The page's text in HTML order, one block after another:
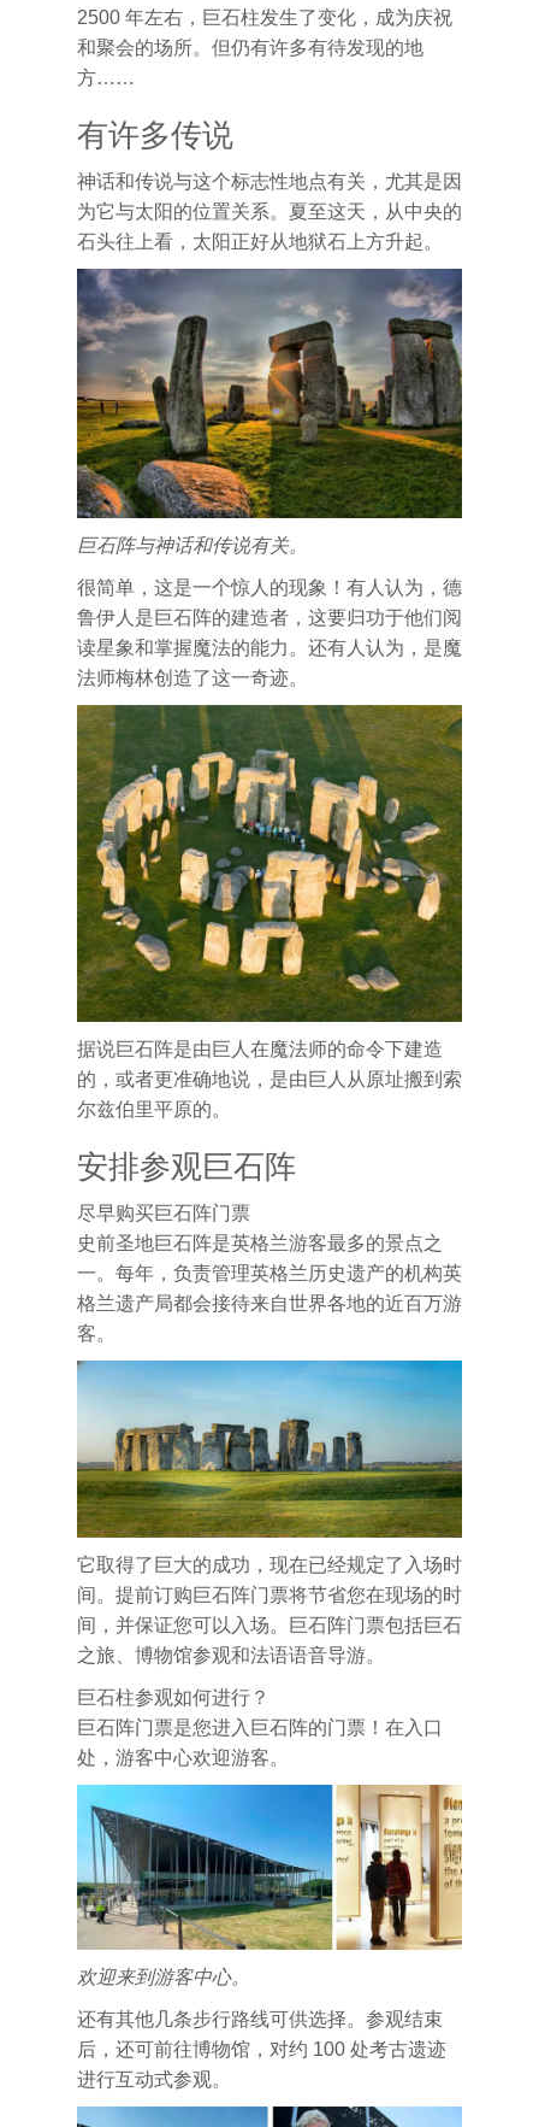
2500 年左右，巨石柱发生了变化，成为庆祝
和聚会的场所。但仍有许多有待发现的地
方……
有许多传说
神话和传说与这个标志性地点有关，尤其是因
为它与太阳的位置关系。夏至这天，从中央的
石头往上看，太阳正好从地狱石上方升起。
巨石阵与神话和传说有关。
很简单，这是一个惊人的现象！有人认为，德
鲁伊人是巨石阵的建造者，这要归功于他们阅
读星象和掌握魔法的能力。还有人认为，是魔
法师梅林创造了这一奇迹。
据说巨石阵是由巨人在魔法师的命令下建造
的，或者更准确地说，是由巨人从原址搬到索
尔兹伯里平原的。
安排参观巨石阵
尽早购买巨石阵门票
史前圣地巨石阵是英格兰游客最多的景点之
一。每年，负责管理英格兰历史遗产的机构英
格兰遗产局都会接待来自世界各地的近百万游
客。
它取得了巨大的成功，现在已经规定了入场时
间。提前订购巨石阵门票将节省您在现场的时
间，并保证您可以入场。巨石阵门票包括巨石
之旅、博物馆参观和法语语音导游。
巨石柱参观如何进行？
巨石阵门票是您进入巨石阵的门票！在入口
处，游客中心欢迎游客。
欢迎来到游客中心。
还有其他几条步行路线可供选择。参观结束
后，还可前往博物馆，对约 100 处考古遗迹
进行互动式参观。